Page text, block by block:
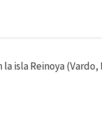
isla Reinoya